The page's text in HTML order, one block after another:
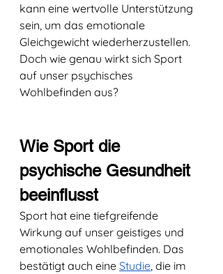
kann eine wertvolle Unterstützung
sein, um das emotionale
Gleichgewicht wiederherzustellen.
Doch wie genau wirkt sich Sport
auf unser psychisches
Wohlbefinden aus?
Wie Sport die
psychische Gesundheit
beeinflusst
Sport hat eine tiefgreifende
Wirkung auf unser geistiges und
emotionales Wohlbefinden. Das
bestätigt auch eine Studie, die im